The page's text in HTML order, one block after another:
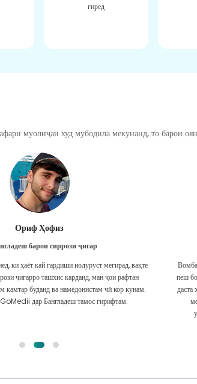
гиред
муолиҷаи худ мубодила мекунанд, то барои
Ориф Ҳофиз
барои сиррози ҷигар
ки ҳаёт кай гардиши нодуруст мегирад, вақте
ҷигарро ташхис карданд, ман ҷои рафтан
буданд ва намедонистам чӣ кор кунам.
дар Бангладеш тамос гирифтам.
пеш